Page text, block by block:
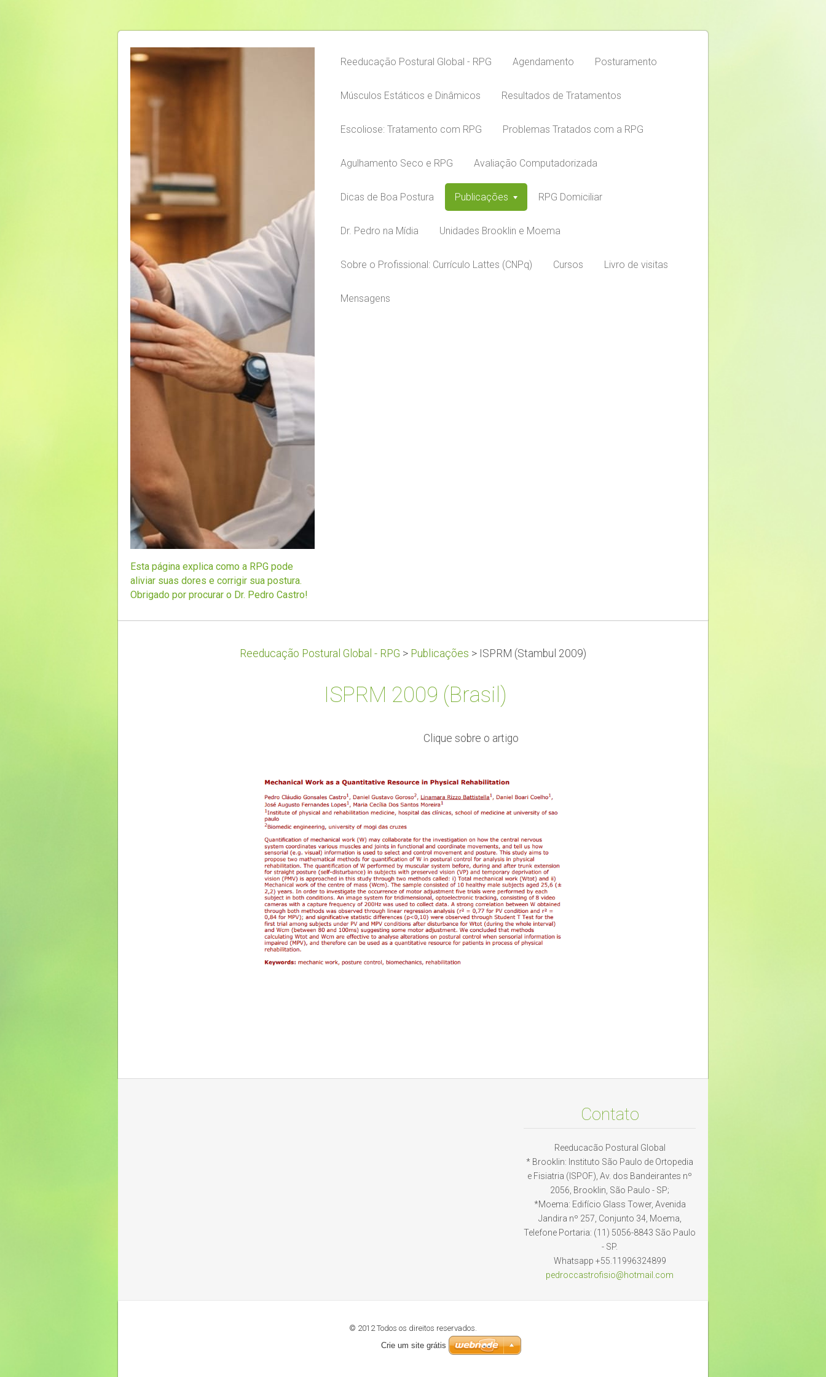
Esta página explica como a RPG pode
aliviar suas dores e corrigir sua postura.
Obrigado por procurar o Dr. Pedro Castro!
Reeducação Postural Global - RPG Agendamento Posturamento
Músculos Estáticos e Dinâmicos Resultados de Tratamentos
Escoliose: Tratamento com RPG Problemas Tratados com a RPG
Agulhamento Seco e RPG Avaliação Computadorizada
Dicas de Boa Postura Publicações RPG Domiciliar
Dr. Pedro na Mídia Unidades Brooklin e Moema
Sobre o Profissional: Currículo Lattes (CNPq) Cursos Livro de visitas
Mensagens
Reeducação Postural Global - RPG > Publicações > ISPRM (Stambul 2009)
ISPRM 2009 (Brasil)
Clique sobre o artigo
Contato
Reeducacão Postural Global
* Brooklin: Instituto São Paulo de Ortopedia
e Fisiatria (ISPOF), Av. dos Bandeirantes nº
2056, Brooklin, São Paulo - SP;
*Moema: Edifício Glass Tower, Avenida
Jandira nº 257, Conjunto 34, Moema,
Telefone Portaria: (11) 5056-8843 São Paulo
- SP.
Whatsapp +55.11996324899
pedroccastrofisio@hotmai l.com
© 2012 Todos os direitos reservados.
Crie um site grátis